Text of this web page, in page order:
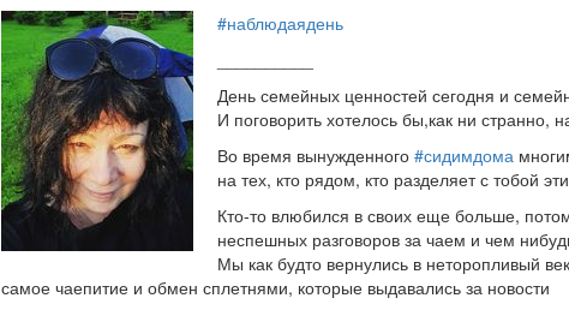
#наблюдаядень
День семейных ценностей сегодня и
И поговорить хотелось бы,как ни странно,
Во время вынужденного #сидимдома
на тех, кто рядом, кто разделяет с тобой
Кто-то влюбился в своих еще больше,
неспешных разговоров за чаем и чем
Мы как будто вернулись в неторопливый
самое чаепитие и обмен сплетнями, которые выдавались за новости